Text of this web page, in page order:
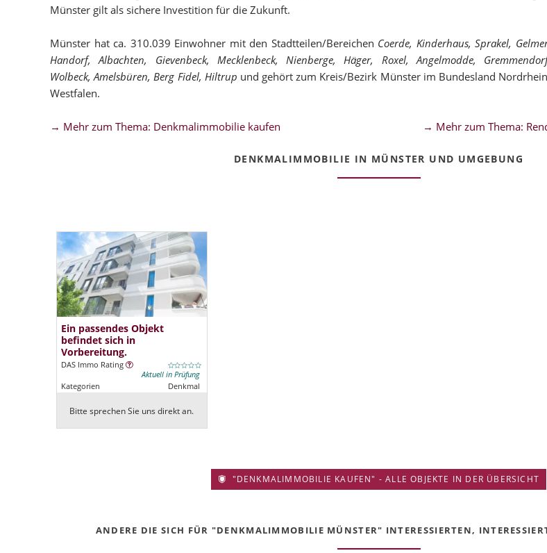
Münster gilt als sichere Investition für die Zukunft.
Münster hat ca. 310.039 Einwohner mit den Stadtteilen/Bereichen Coerde, Kinderhaus, Sprakel,
Handorf, Albachten, Gievenbeck, Mecklenbeck, Nienberge, Häger, Roxel, Angelmodde,
Wolbeck, Amelsbüren, Berg Fidel, Hiltrup und gehört zum Kreis/Bezirk Münster im Bundesland
Westfalen.
→ Mehr zum Thema: Denkmalimmobilie kaufen → Mehr zum Thema:
DENKMALIMMOBILIE IN MÜNSTER UND UMGEBUNG
Ein passendes Objekt
befindet sich in
Vorbereitung.
DAS Immo Rating
Aktuell in Prüfung
Kategorien
Denkmal
Bitte sprechen Sie uns direkt an.
"DENKMALIMMOBILIE KAUFEN" - ALLE OBJEKTE IN DER ÜBERSICHT
ANDERE DIE SICH FÜR "DENKMALIMMOBILIE MÜNSTER" INTERESSIERTEN,